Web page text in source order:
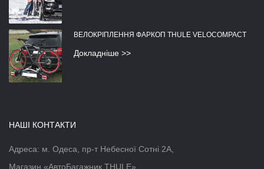
ВЕЛОКРІПЛЕННЯ ФАРКОП THULE VELOCOMPACT
Докладніше >>
НАШІ КОНТАКТИ
Адреса: м. Одеса, пр-т Небесної Сотні 2А,
Магазин «АвтоБагажник THULE»